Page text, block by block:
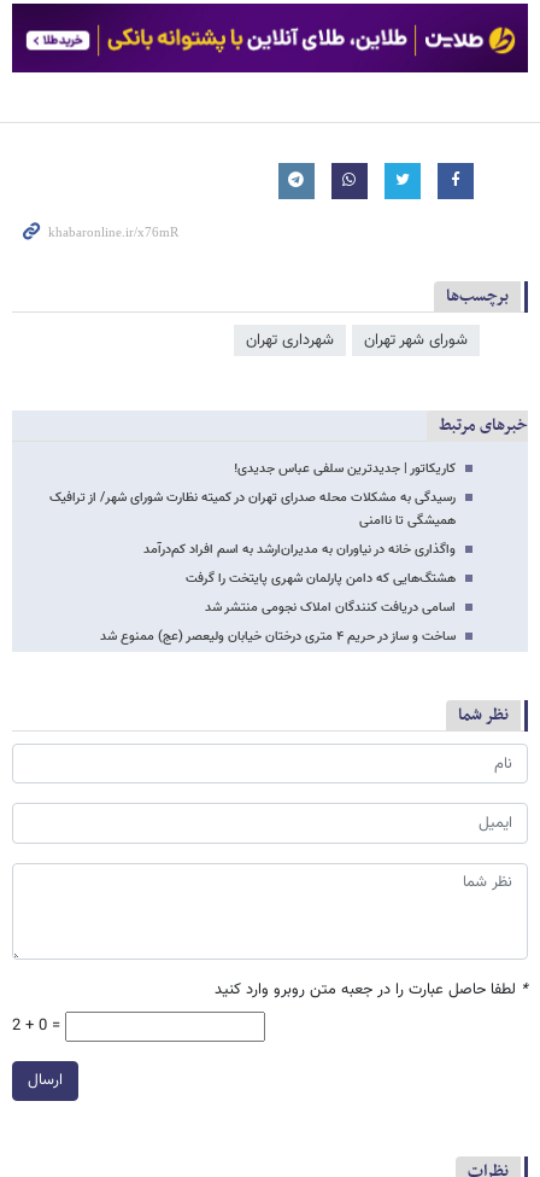
برچسب‌ها
شورای شهر تهران شهرداری تهران
خبرهای مرتبط
کاریکاتور | جدیدترین سلفی عباس جدیدی!
رسیدگی به مشکلات محله صدرای تهران در کمیته نظارت شورای شهر/ از ترافیک
همیشگی تا ناامنی
واگذاری خانه در نیاوران به مدیران‌ارشد به اسم افراد کم‌درآمد
هشتگ‌هایی که دامن پارلمان شهری پایتخت را گرفت
اسامی دریافت کنندگان املاک نجومی منتشر شد
ساخت و ساز در حریم ۴ متری درختان خیابان ولیعصر (عج) ممنوع شد
نظر شما
* لطفا حاصل عبارت را در جعبه متن روبرو وارد کنید
2 + 0 =
ارسال
نظرات